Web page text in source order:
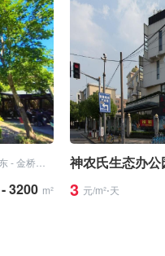
3200 m²
神农氏生态办公
3 元/m²⋅天